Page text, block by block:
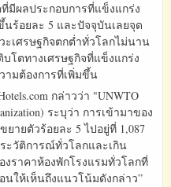
มีผลประกอบการที่แข็งแกร่ง
ร้อยละ 5 และปัจจุบันเลยจุด
เศรษฐกิจตกต่ำทั่วโลกไม่นาน
โตทางเศรษฐกิจที่แข็งแกร่ง
ามต้องการที่เพิ่มขึ้น
กล่าวว่า "UNWTO
ระบุว่า การเข้ามาของ
ยายตัวร้อยละ 5 ไปอยู่ที่ 1,087
ะวัติการณ์ทั่วโลกและเกิน
ราคาห้องพักโรงแรมทั่วโลกที่
นให้เห็นถึงแนวโน้มดังกล่าว”